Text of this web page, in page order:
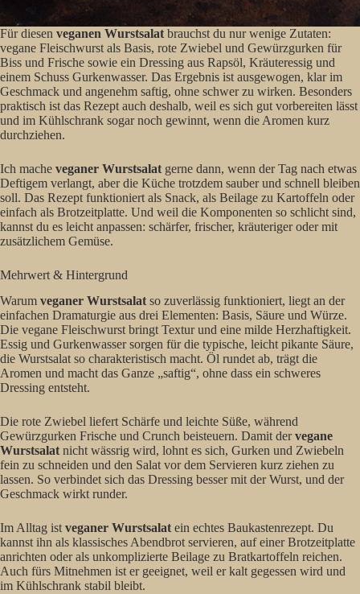
Für diesen veganen Wurstsalat brauchst du nur wenige Zutaten:
vegane Fleischwurst als Basis, rote Zwiebel und Gewürzgurken für
Biss und Frische sowie ein Dressing aus Rapsöl, Kräuteressig und
einem Schuss Gurkenwasser. Das Ergebnis ist ausgewogen, klar im
Geschmack und angenehm saftig, ohne schwer zu wirken. Besonders
praktisch ist das Rezept auch deshalb, weil es sich gut vorbereiten lässt
und im Kühlschrank sogar noch gewinnt, wenn die Aromen kurz
durchziehen.
Ich mache veganer Wurstsalat gerne dann, wenn der Tag nach etwas
Deftigem verlangt, aber die Küche trotzdem sauber und schnell bleiben
soll. Das Rezept funktioniert als Snack, als Beilage zu Kartoffeln oder
einfach als Brotzeitplatte. Und weil die Komponenten so schlicht sind,
kannst du es leicht anpassen: schärfer, frischer, kräuteriger oder mit
zusätzlichem Gemüse.
Mehrwert & Hintergrund
Warum veganer Wurstsalat so zuverlässig funktioniert, liegt an der
einfachen Dramaturgie aus drei Elementen: Basis, Säure und Würze.
Die vegane Fleischwurst bringt Textur und eine milde Herzhaftigkeit.
Essig und Gurkenwasser sorgen für die typische, leicht pikante Säure,
die Wurstsalat so charakteristisch macht. Öl rundet ab, trägt die
Aromen und macht das Ganze „saftig“, ohne dass ein schweres
Dressing entsteht.
Die rote Zwiebel liefert Schärfe und leichte Süße, während
Gewürzgurken Frische und Crunch beisteuern. Damit dervegane
Wurstsalat nicht wässrig wird, lohnt es sich, Gurken und Zwiebeln
fein zu schneiden und den Salat vor dem Servieren kurz ziehen zu
lassen. So verbindet sich das Dressing besser mit der Wurst, und der
Geschmack wirkt runder.
Im Alltag ist veganer Wurstsalat ein echtes Baukastenrezept. Du
kannst ihn als klassisches Abendbrot servieren, auf einer Brotzeitplatte
anrichten oder als unkomplizierte Beilage zu Bratkartoffeln reichen.
Auch fürs Mitnehmen ist er geeignet, weil er kalt gegessen wird und
im Kühlschrank stabil bleibt.